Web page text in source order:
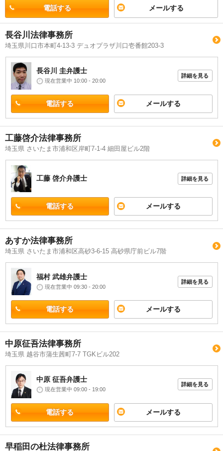
電話する メールする
長谷川法律事務所
埼玉県川口市本町4-13-3 デュオプラザ川口壱番館203-3
長谷川 圭弁護士
現在営業中 10:00 - 20:00
詳細を見る
電話する メールする
工藤啓介法律事務所
埼玉県 さいたま市浦和区岸町7-1-4 細田屋ビル2階
工藤 啓介弁護士 詳細を見る
電話する メールする
あすか法律事務所
埼玉県 さいたま市浦和区高砂3-6-15 高砂県庁前ビル7階
福村 武雄弁護士
現在営業中 09:30 - 20:00
詳細を見る
電話する メールする
中原征吾法律事務所
埼玉県 越谷市蒲生茜町7-7 TGKビル202
中原 征吾弁護士
現在営業中 09:00 - 19:00
詳細を見る
電話する メールする
早稲田の杜法律事務所